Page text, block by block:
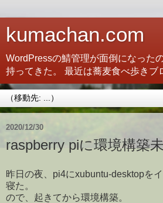
kumachan.com
WordPressの鯖管理が面倒になった
持ってきた。 最近は蕎麦食べ歩きブ
2020/12/30
raspberry piに環境構築
昨日の夜、pi4にxubuntu-desktopを
寝た。
ので、起きてから環境構築。